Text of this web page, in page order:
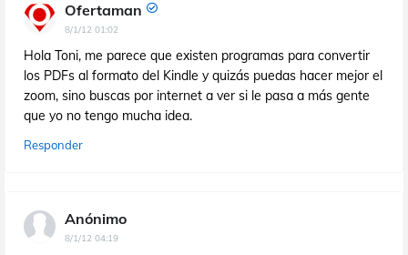
Ofertaman
8/1/12 01:02
Hola Toni, me parece que existen programas para convertir
los PDFs al formato del Kindle y quizás puedas hacer mejor el
zoom, sino buscas por internet a ver si le pasa a más gente
que yo no tengo mucha idea.
Responder
Anónimo
8/1/12 04:19